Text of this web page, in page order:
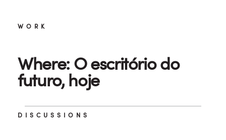
WORK
Where: O escritório do
futuro, hoje
DISCUSSIONS